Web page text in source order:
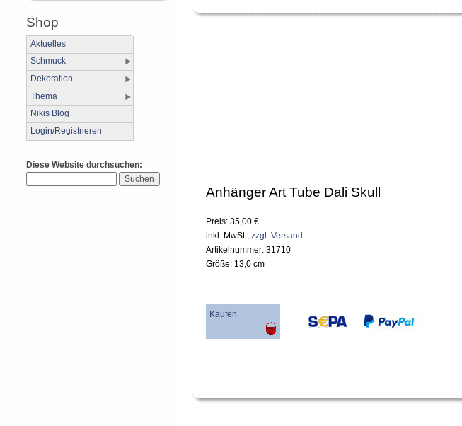
Shop
Aktuelles
Schmuck
Dekoration
Thema
Nikis Blog
Login/Registrieren
Diese Website durchsuchen:
Anhänger Art Tube Dali Skull
Preis: 35,00 €
inkl. MwSt., zzgl. Versand
Artikelnummer: 31710
Größe: 13,0 cm
Kaufen